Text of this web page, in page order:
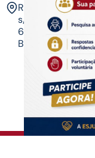
Rua Tribunal de
s/n. Via Verde.
69.915-631 – Rio
Branco-AC.​